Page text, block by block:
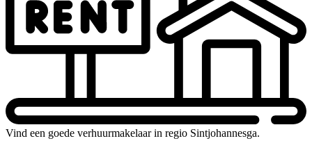
Vind een goede verhuurmakelaar in regio Sintjohannesga.